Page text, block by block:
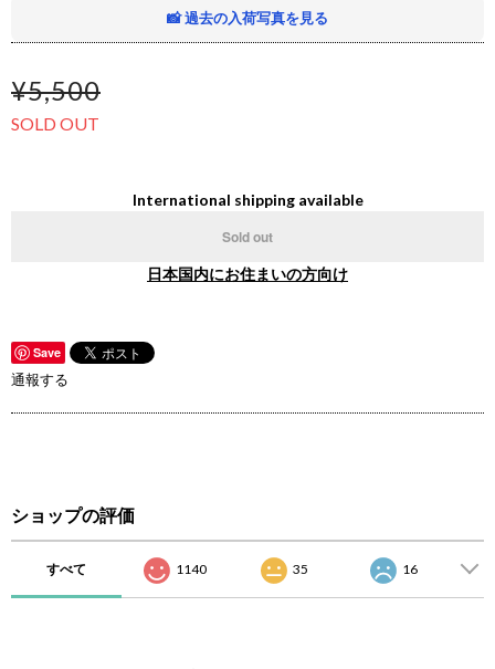
📸 過去の入荷写真を見る
¥5,500
SOLD OUT
International shipping available
Sold out
日本国内にお住まいの方向け
Save
通報する
ショップの評価
すべて 1140 35 16